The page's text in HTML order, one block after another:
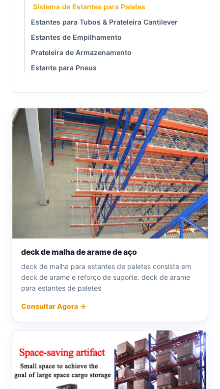
Sistema de Estantes para Paletes
Estantes para Tubos & Prateleira Cantilever
Estantes de Empilhamento
Prateleira de Armazenamento
Estante para Pneus
deck de malha de arame de aço
deck de malha para estantes de paletes consiste em
deck de arame e reforço de suporte. deck de arame
para estantes de paletes
Consultar Agora →